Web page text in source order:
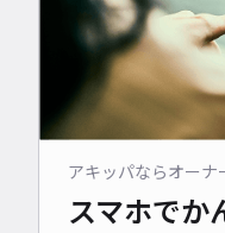
アキッパならオーナ
スマホでか